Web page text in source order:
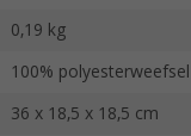
0,19 kg
100%
36 x 18,5 x 18,5 cm